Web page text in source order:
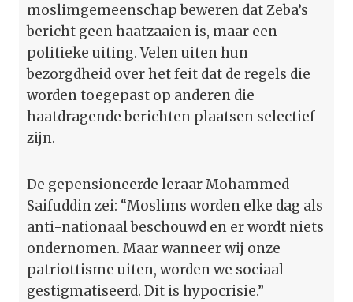
moslimgemeenschap beweren dat Zeba’s
bericht geen haatzaaien is, maar een
politieke uiting. Velen uiten hun
bezorgdheid over het feit dat de regels die
worden toegepast op anderen die
haatdragende berichten plaatsen selectief
zijn.
De gepensioneerde leraar Mohammed
Saifuddin zei: “Moslims worden elke dag als
anti-nationaal beschouwd en er wordt niets
ondernomen. Maar wanneer wij onze
patriottisme uiten, worden we sociaal
gestigmatiseerd. Dit is hypocrisie.”